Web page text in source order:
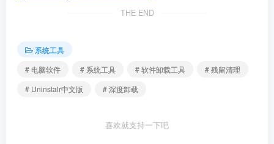
THE END
系统工具
# 电脑软件
# 系统工具 # 软件卸载工具
# 残留清理
# Uninstalr中文版
# 深度卸载
喜欢就支持一下吧